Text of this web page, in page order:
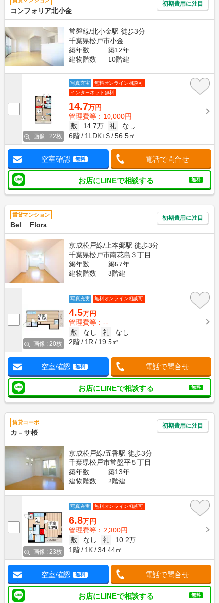
コンフォリア北小金
初期費用に注目
常磐線/北小金駅 徒歩3分
千葉県松戸市小金
築年数
築12年
建物階数
10階建
画像 : 22枚
写真充実
無料オンライン相談可
インターネット無料
14.7万円
管理費等：10,000円
敷
14.7万 礼
なし
6階
1LDK+S 56.5㎡
空室確認 無料 電話で問合せ
お店にLINEで相談する 無料
賃貸マンション
Bell Flora
初期費用に注目
京成松戸線/上本郷駅 徒歩3分
千葉県松戸市南花島３丁目
築年数
築57年
建物階数
3階建
画像 : 20枚
写真充実 無料オンライン相談可
4.5万円
管理費等：--
敷
なし 礼
なし
2階
1R 19.5㎡
空室確認 無料 電話で問合せ
お店にLINEで相談する 無料
賃貸コーポ
カ－サ桜
初期費用に注目
京成松戸線/五香駅 徒歩3分
千葉県松戸市常盤平５丁目
築年数
築13年
建物階数
2階建
画像 : 23枚
写真充実 無料オンライン相談可
6.8万円
管理費等：2,300円
敷
なし 礼
10.2万
1階
1K 34.44㎡
空室確認 無料 電話で問合せ
お店にLINEで相談する 無料